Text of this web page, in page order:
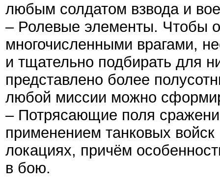
любым солдатом взвода и
– Ролевые элементы. Чтобы
многочисленными врагами,
и тщательно подбирать для
представлено более
любой миссии можно
– Потрясающие поля
применением танковых
локациях, причём
в бою.